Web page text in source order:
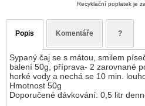
Recyklační poplatek je
Popis Komentáře ?
Sypaný čaj se s mátou, smilem
balení 50g, příprava- 2 zarovnané
horké vody a nechá se 10 min.
Hmotnost 50g
Doporučené dávkování: 0,5 litr